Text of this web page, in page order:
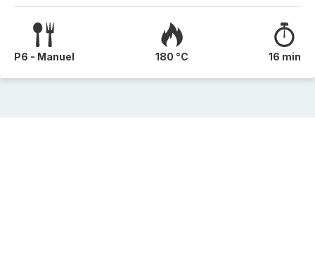
P6 - Manuel 180 °C 16 min